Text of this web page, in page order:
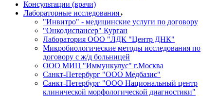
Консультации (врачи)
Лабораторные исследования
"Инвитро" - медицинские услуги по договору
"Онкодиспансер" Курган
Лаборатория ООО "ЛДК "Центр ДНК"
Микробиологические методы исследования по
договору с ж/д больницей
ООО МИЦ "Иммункулус" г.Москва
Санкт-Петербург "ООО Медбазис"
Санкт-Петербург "ООО Национальный центр
клинической морфологической диагностики"